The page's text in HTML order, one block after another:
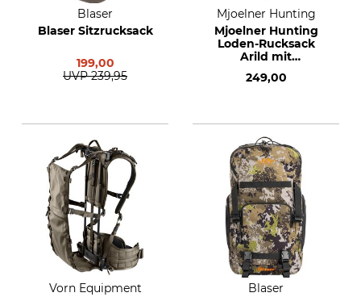
Blaser
Blaser Sitzrucksack
199,00
UVP 239,95
Mjoelner Hunting
Mjoelner Hunting
Loden-Rucksack
Arild mit
249,00
Vorn Equipment
Blaser